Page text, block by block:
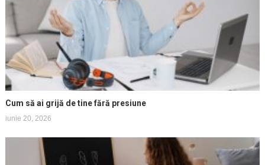
Cum să ai grijă de tine fără presiune
iunie 20, 2026